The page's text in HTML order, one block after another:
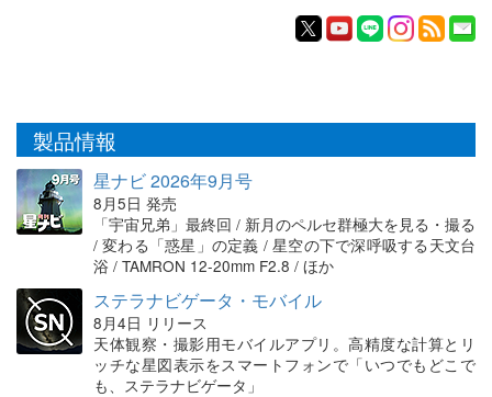
製品情報
星ナビ 2026年9月号
8月5日 発売
「宇宙兄弟」最終回 / 新月のペルセ群極大を見る・撮る
/ 変わる「惑星」の定義 / 星空の下で深呼吸する天文台
浴 / TAMRON 12-20mm F2.8 / ほか
ステラナビゲータ・モバイル
8月4日 リリース
天体観察・撮影用モバイルアプリ。高精度な計算とリ
ッチな星図表示をスマートフォンで「いつでもどこで
も、ステラナビゲータ」